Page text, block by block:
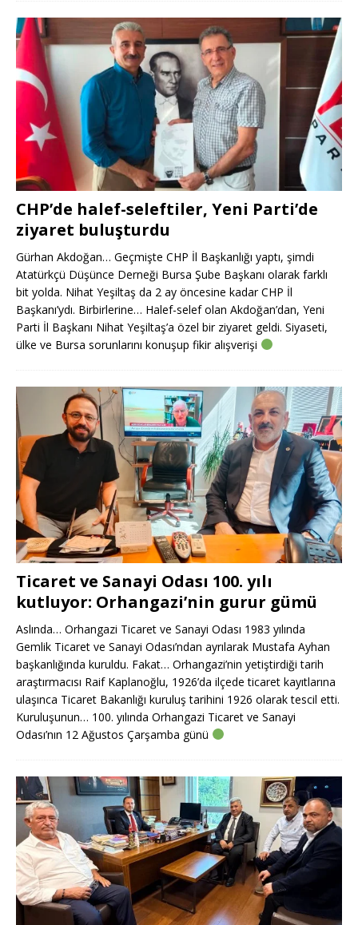
CHP’de halef-seleftiler, Yeni Parti’de
ziyaret buluşturdu
Gürhan Akdoğan… Geçmişte CHP İl Başkanlığı yaptı, şimdi
Atatürkçü Düşünce Derneği Bursa Şube Başkanı olarak farklı
bit yolda. Nihat Yeşiltaş da 2 ay öncesine kadar CHP İl
Başkanı’ydı. Birbirlerine… Halef-selef olan Akdoğan’dan, Yeni
Parti İl Başkanı Nihat Yeşiltaş’a özel bir ziyaret geldi. Siyaseti,
ülke ve Bursa sorunlarını konuşup fikir alışverişi
Ticaret ve Sanayi Odası 100. yılı
kutluyor: Orhangazi’nin gurur gümü
Aslında… Orhangazi Ticaret ve Sanayi Odası 1983 yılında
Gemlik Ticaret ve Sanayi Odası’ndan ayrılarak Mustafa Ayhan
başkanlığında kuruldu. Fakat… Orhangazi’nin yetiştirdiği tarih
araştırmacısı Raif Kaplanoğlu, 1926’da ilçede ticaret kayıtlarına
ulaşınca Ticaret Bakanlığı kuruluş tarihini 1926 olarak tescil etti.
Kuruluşunun… 100. yılında Orhangazi Ticaret ve Sanayi
Odası’nın 12 Ağustos Çarşamba günü